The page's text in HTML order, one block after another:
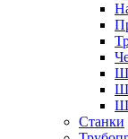
Станки